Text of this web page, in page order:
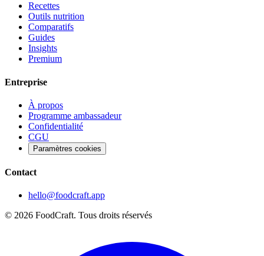
Recettes
Outils nutrition
Comparatifs
Guides
Insights
Premium
Entreprise
À propos
Programme ambassadeur
Confidentialité
CGU
Paramètres cookies
Contact
hello@foodcraft.app
© 2026 FoodCraft. Tous droits réservés